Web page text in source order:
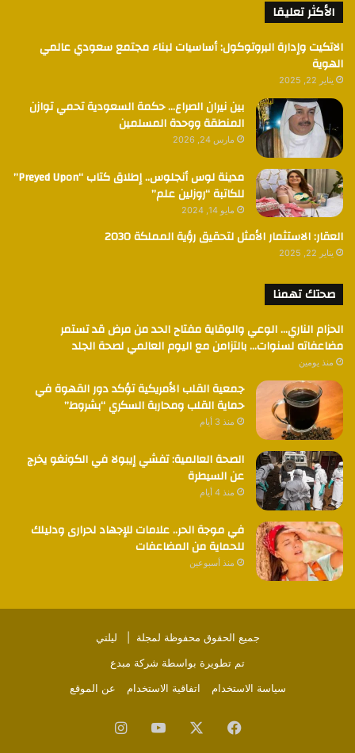
الأكثر تعليقا
الاتكيت وإدارة البروتوكول: أساسيات لبناء مجتمع سعودي عالمي
الهوية
يناير 22, 2025
بين نيران الصراع… حكمة السعودية تحمي توازن
المنطقة ووحدة المسلمين
مارس 24, 2026
مدينة لوس أنجلوس.. إطلاق كتاب “Preyed Upon”
للكاتبة “روزلين علم”
مايو 14, 2024
العقار: الاستثمار الأمثل لتحقيق رؤية المملكة 2030
يناير 22, 2025
صحتك تهمنا
الحزام الناري… الوعي والوقاية مفتاح الحد من مرض قد تستمر
مضاعفاته لسنوات… بالتزامن مع اليوم العالمي لصحة الجلد
منذ يومين
جمعية القلب الأمريكية تؤكد دور القهوة في
حماية القلب ومحاربة السكري “بشروط”
منذ 3 أيام
الصحة العالمية: تفشي إيبولا في الكونغو يخرج
عن السيطرة
منذ 4 أيام
في موجة الحر.. علامات للإجهاد لحرارى ودليلك
للحماية من المضاعفات
منذ أسبوعين
جميع الحقوق محفوظة لمجلة | ليلتي
تم تطويرة بواسطة شركة مبدع
سياسة الاستخدام
اتفاقية الاستخدام عن الموقع
فيسبوك ‫YouTubeانستقرام